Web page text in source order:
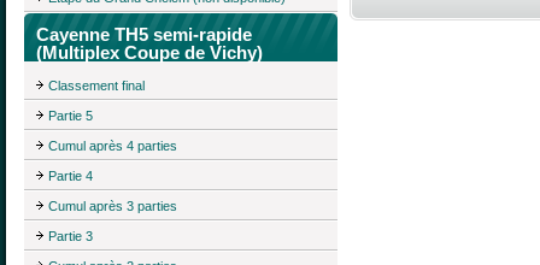
Cayenne TH5 semi-rapide
(Multiplex Coupe de Vichy)
Classement final
Partie 5
Cumul après 4 parties
Partie 4
Cumul après 3 parties
Partie 3